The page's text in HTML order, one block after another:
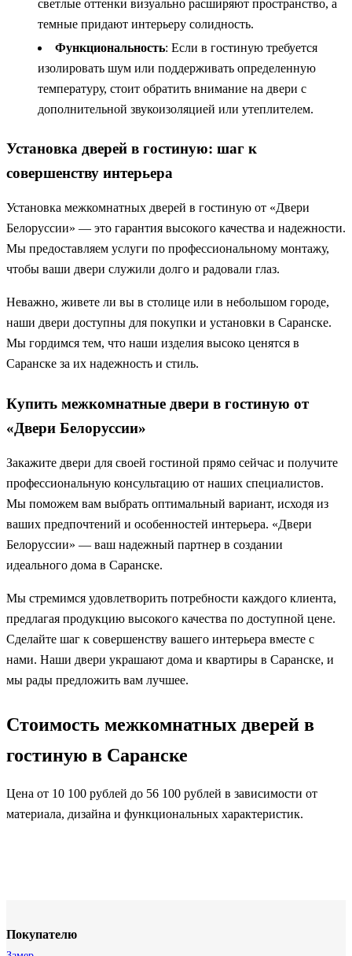
светлые оттенки визуально расширяют пространство, а
темные придают интерьеру солидность.
Функциональность: Если в гостиную требуется
изолировать шум или поддерживать определенную
температуру, стоит обратить внимание на двери с
дополнительной звукоизоляцией или утеплителем.
Установка дверей в гостиную: шаг к
совершенству интерьера
Установка межкомнатных дверей в гостиную от «Двери
Белоруссии» — это гарантия высокого качества и надежности.
Мы предоставляем услуги по профессиональному монтажу,
чтобы ваши двери служили долго и радовали глаз.
Неважно, живете ли вы в столице или в небольшом городе,
наши двери доступны для покупки и установки в Саранске.
Мы гордимся тем, что наши изделия высоко ценятся в
Саранске за их надежность и стиль.
Купить межкомнатные двери в гостиную от
«Двери Белоруссии»
Закажите двери для своей гостиной прямо сейчас и получите
профессиональную консультацию от наших специалистов.
Мы поможем вам выбрать оптимальный вариант, исходя из
ваших предпочтений и особенностей интерьера. «Двери
Белоруссии» — ваш надежный партнер в создании
идеального дома в Саранске.
Мы стремимся удовлетворить потребности каждого клиента,
предлагая продукцию высокого качества по доступной цене.
Сделайте шаг к совершенству вашего интерьера вместе с
нами. Наши двери украшают дома и квартиры в Саранске, и
мы рады предложить вам лучшее.
Стоимость межкомнатных дверей в
гостиную в Саранске
Цена от 10 100 рублей до 56 100 рублей в зависимости от
материала, дизайна и функциональных характеристик.
Покупателю